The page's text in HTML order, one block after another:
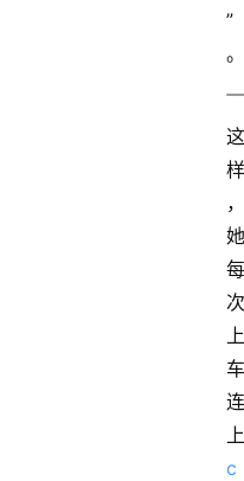
”
。
这
样
，
她
每
次
上
车
连
上
c